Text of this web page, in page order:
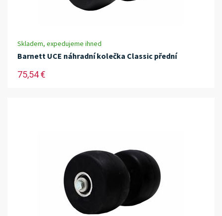
Skladem, expedujeme ihned
Barnett UCE náhradní kolečka Classic přední
75,54 €